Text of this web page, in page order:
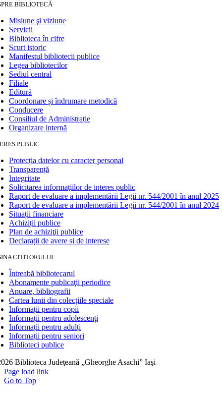
BIBLIOTECĂ
Misiune şi viziune
Servicii
Biblioteca în cifre
Scurt istoric
Manifestul bibliotecii publice
Legea bibliotecilor
Sediul central
Filiale
Editură
Coordonare și îndrumare metodică
Conducere
Consiliul de Administrație
Organizare internă
PUBLIC
Protecția datelor cu caracter personal
Transparență
Integritate
Solicitarea informaţiilor de interes public
Raport de evaluare a implementării Legii nr. 544/2001 în anul 2025
Raport de evaluare a implementării Legii nr. 544/2001 în anul 2024
Situații financiare
Achiziții publice
Plan de achiziţii publice
Declarații de avere și de interese
CITITORULUI
Întreabă bibliotecarul
Abonamente publicaţii periodice
Anuare, bibliografii
Cartea lunii din colecțiile speciale
Informații pentru copii
Informații pentru adolescenți
Informații pentru adulți
Informații pentru seniori
Biblioteci publice
Biblioteca Judeţeană „Gheorghe Asachi” Iaşi
Page load link
Go to Top